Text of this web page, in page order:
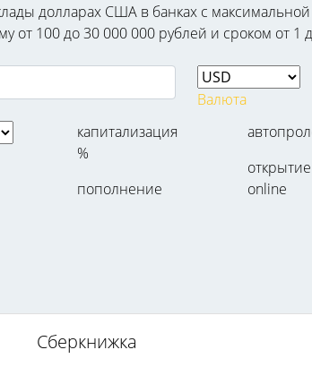
долларах США в банках с максимальной
от 100 до 30 000 000 рублей и сроком от
Валюта
капитализация
%
пополнение
открытие
online
Сберкнижка